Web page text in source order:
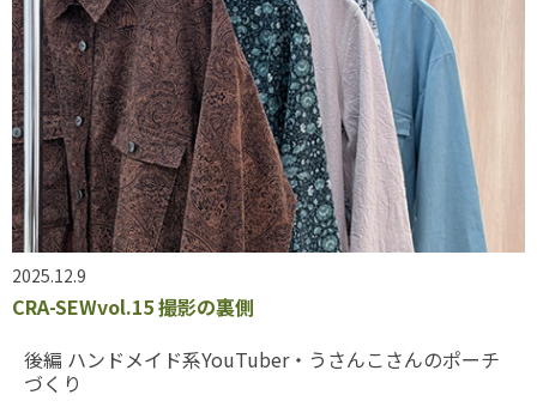
2025.12.9
CRA-SEWvol.15 撮影の裏側
後編 ハンドメイド系YouTuber・うさんこさんのポーチ
づくり